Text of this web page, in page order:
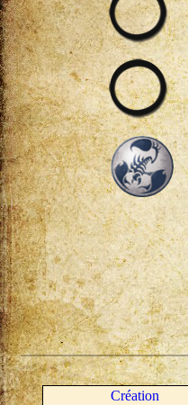
Création